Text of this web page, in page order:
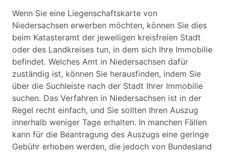
Wenn Sie eine Liegenschaftskarte von
Niedersachsen erwerben möchten, können Sie dies
beim Katasteramt der jeweiligen kreisfreien Stadt
oder des Landkreises tun, in dem sich Ihre Immobilie
befindet. Welches Amt in Niedersachsen dafür
zuständig ist, können Sie herausfinden, indem Sie
über die Suchleiste nach der Stadt Ihrer Immobilie
suchen. Das Verfahren in Niedersachsen ist in der
Regel recht einfach, und Sie sollten Ihren Auszug
innerhalb weniger Tage erhalten. In manchen Fällen
kann für die Beantragung des Auszugs eine geringe
Gebühr erhoben werden, die jedoch von Bundesland